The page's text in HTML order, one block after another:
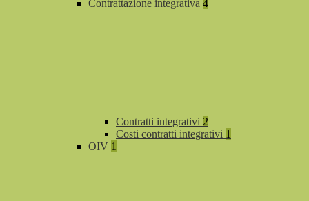
Contrattazione integrativa 4
Contratti integrativi 2
Costi contratti integrativi 1
OIV 1